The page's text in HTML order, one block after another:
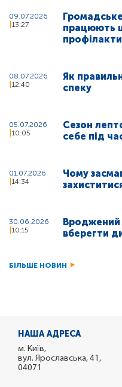
09.07.2026
13:27
працюють
08.07.2026
12:40
Як
спеку
05.07.2026
10:05
Сезон
себе під
01.07.2026
14:34
Чому
30.06.2026
10:15
Вроджений
вберегти
БІЛЬШЕ НОВИН
НАША АДРЕСА
м. Київ,
вул. Ярославська, 41,
04071